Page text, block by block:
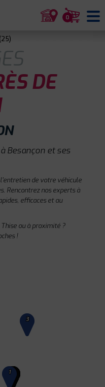
0
DE
Besançon et ses
de votre véhicule
Rencontrez nos experts à
efficaces et au
ou à proximité ?
!
1
3